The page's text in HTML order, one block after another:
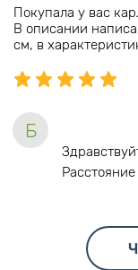
Покупала у вас
В описании
см, в
Б